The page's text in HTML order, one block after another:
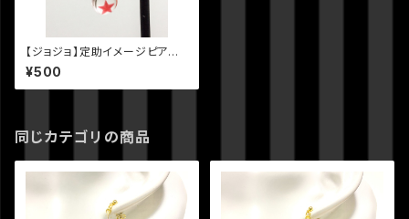
【ジョジョ】定助イメージピアス
（ソフト＆ウェット）
¥500
同じカテゴリの商品